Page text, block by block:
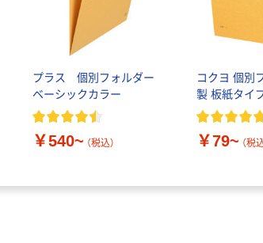
プラス 個別フォルダー
ベーシックカラー
￥540~ （税込）
コクヨ 個別
製 板紙タイ
￥79~ （税